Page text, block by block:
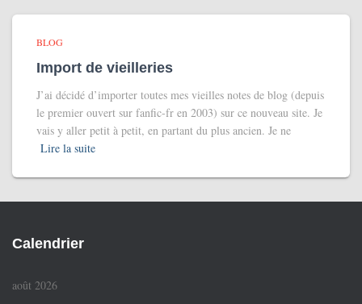
BLOG
Import de vieilleries
J’ai décidé d’importer toutes mes vieilles notes de blog (depuis
le premier ouvert sur fanfic-fr en 2003) sur ce nouveau site. Je
vais y aller petit à petit, en partant du plus ancien. Je ne
Lire la suite
Calendrier
août 2026